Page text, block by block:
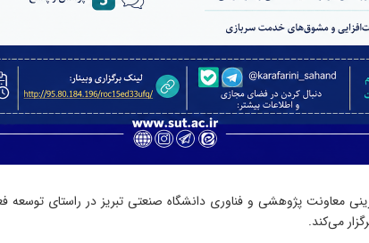
معاونت پژوهشی و فناوری دانشگاه صنعتی تبریز در راستای توسعه
می‌کند.